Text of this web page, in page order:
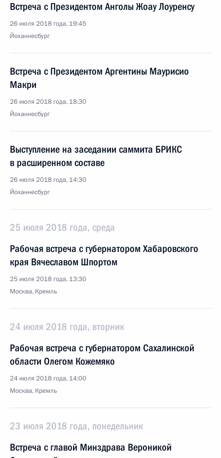
Встреча с Президентом Анголы Жоау Лоуренсу
26 июля 2018 года, 19:45
Йоханнесбург
Встреча с Президентом Аргентины Маурисио
Макри
26 июля 2018 года, 18:30
Йоханнесбург
Выступление на заседании саммита БРИКС
в расширенном составе
26 июля 2018 года, 14:30
Йоханнесбург
25 июля 2018 года, среда
Рабочая встреча с губернатором Хабаровского
края Вячеславом Шпортом
25 июля 2018 года, 13:30
Москва, Кремль
24 июля 2018 года, вторник
Рабочая встреча с губернатором Сахалинской
области Олегом Кожемяко
24 июля 2018 года, 14:00
Москва, Кремль
23 июля 2018 года, понедельник
Встреча с главой Минздрава Вероникой